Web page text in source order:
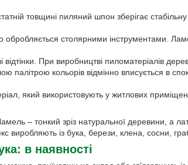
товщині пиляний шпон зберігає
обробляється столярними інструментами.
відтінки. При виробництві пиломатеріалів
палітрою кольорів відмінно вписується в
який використовують у житлових
– тонкий зріз натуральної деревини, а
виробляють із бука, берези, клена, сосни,
в наявності